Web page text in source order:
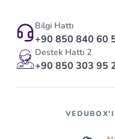
Bilgi Hattı
+90 850 840 60
Destek Hattı 2
+90 850 303 95